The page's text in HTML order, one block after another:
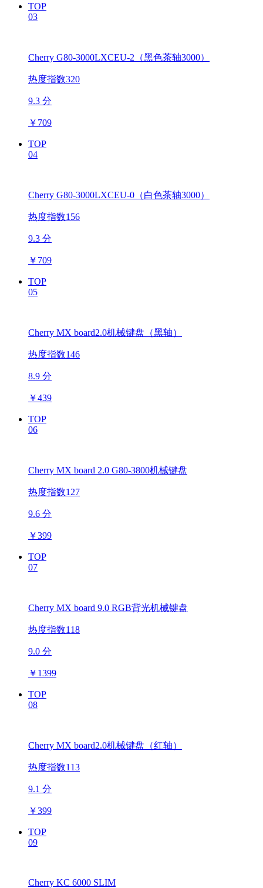
TOP
03
Cherry G80-3000LXCEU-2（黑色茶轴3000）
热度指数320
9.3 分
￥ 709
TOP
04
Cherry G80-3000LXCEU-0（白色茶轴3000）
热度指数156
9.3 分
￥ 709
TOP
05
Cherry MX board2.0机械键盘（黑轴）
热度指数146
8.9 分
￥439
TOP
06
Cherry MX board 2.0 G80-3800机械键盘
热度指数127
9.6 分
￥399
TOP
07
Cherry MX board 9.0 RGB背光机械键盘
热度指数118
9.0 分
￥ 1399
TOP
08
Cherry MX board2.0机械键盘（红轴）
热度指数113
9.1 分
￥399
TOP
09
Cherry KC 6000 SLIM